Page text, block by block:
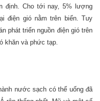
định. Cho tới nay, 5% lượng
điện gió nằm trên biển. Tuy
phát triển nguồn điện gió trên
khăn và phức tạp.
nước sạch có thể uống đã